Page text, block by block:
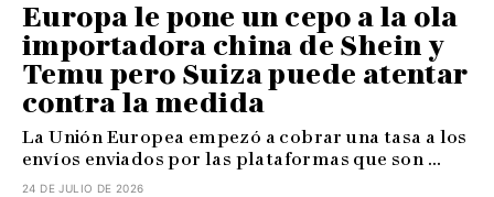
Europa le pone un cepo a la ola
importadora china de Shein y
Temu pero Suiza puede atentar
contra la medida
La Unión Europea empezó a cobrar una tasa a los
envíos enviados por las plataformas que son ...
24 DE JULIO DE 2026